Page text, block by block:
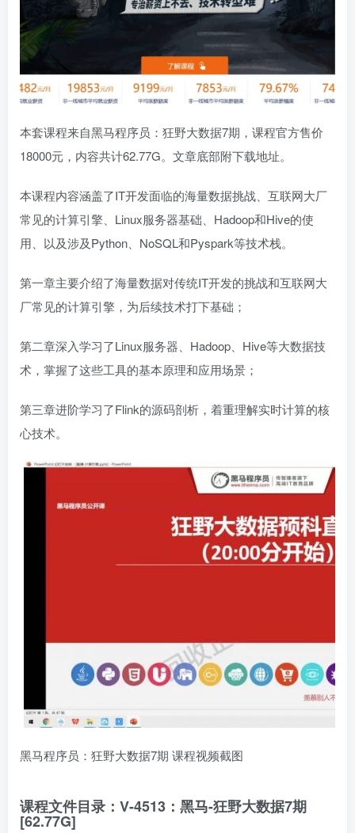
本套课程来自黑马程序员：狂野大数据7期，课程官方售价
18000元，内容共计62.77G。文章底部附下载地址。
本课程内容涵盖了IT开发面临的海量数据挑战、互联网大厂
常见的计算引擎、Linux服务器基础、Hadoop和Hive的使
用、以及涉及Python、NoSQL和Pyspark等技术栈。
第一章主要介绍了海量数据对传统IT开发的挑战和互联网大
厂常见的计算引擎，为后续技术打下基础；
第二章深入学习了Linux服务器、Hadoop、Hive等大数据技
术，掌握了这些工具的基本原理和应用场景；
第三章进阶学习了Flink的源码剖析，着重理解实时计算的核
心技术。
黑马程序员：狂野大数据7期 课程视频截图
课程文件目录：V-4513：黑马-狂野大数据7期
[62.77G]